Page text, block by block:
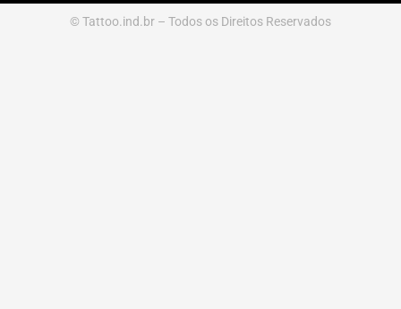
© Tattoo.ind.br – Todos os Direitos Reservados